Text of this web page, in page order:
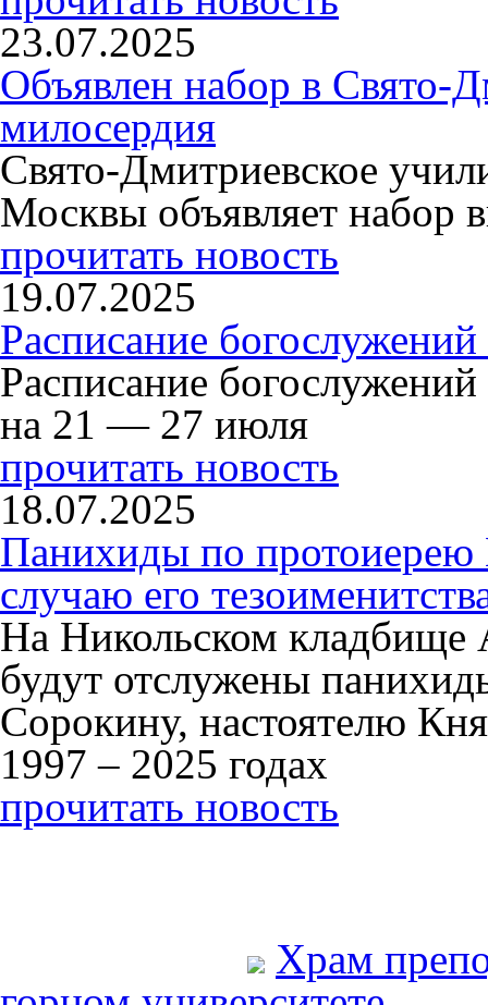
23.07.2025
Объявлен набор в Свято-
милосердия
Свято-Дмитриевское
Москвы объявляет набор
прочитать новость
19.07.2025
Расписание
Расписание
на 21 — 27 июля
прочитать новость
18.07.2025
Панихиды по
случаю его
На Никольском кладбище
будут отслужены
Сорокину, настоятелю
1997 – 2025 годах
прочитать новость
Храм